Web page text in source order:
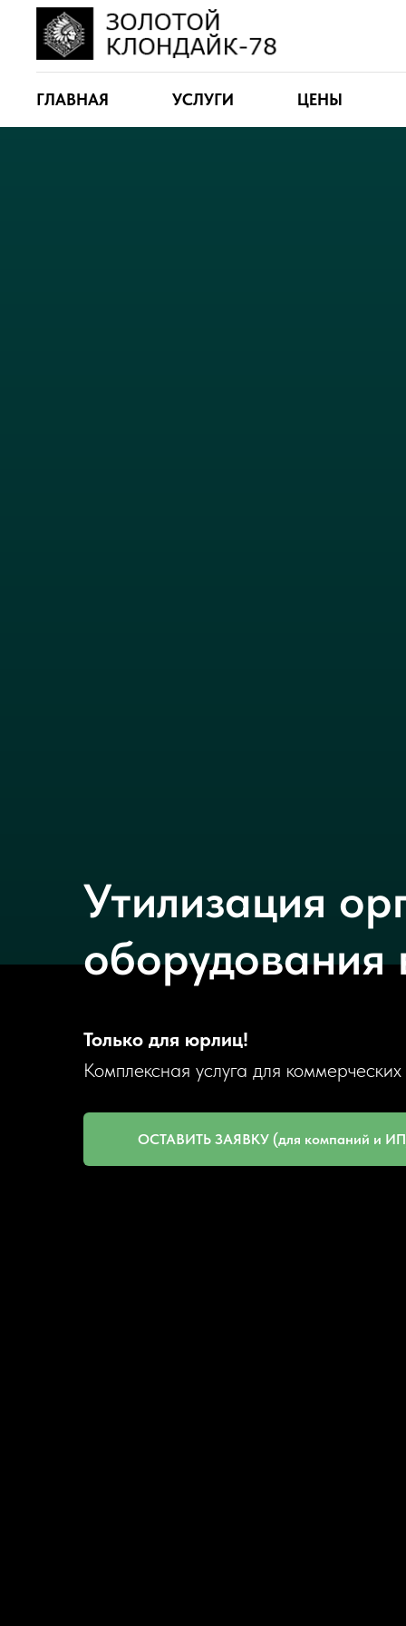
ГЛАВНАЯ УСЛУГИ ЦЕНЫ
Утилизация
оборудования
Только для юрлиц!
Комплексная услуга для
ОСТАВИТЬ ЗАЯВКУ (для компаний и